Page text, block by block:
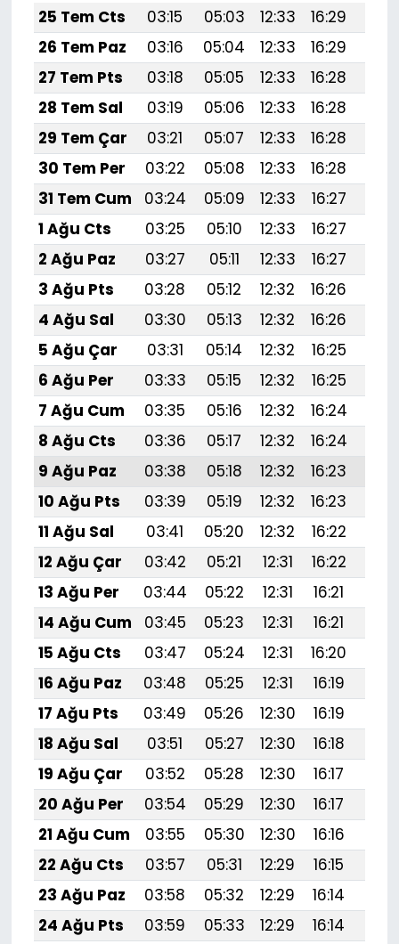
25 Tem Cts
03:15 05:03 12:33 16:29
26 Tem Paz
03:16 05:04 12:33 16:29
27 Tem Pts
03:18 05:05 12:33 16:28
28 Tem Sal
03:19 05:06 12:33 16:28
29 Tem Çar
03:21 05:07 12:33 16:28
30 Tem Per
03:22 05:08 12:33 16:28
31 Tem Cum
03:24 05:09 12:33 16:27
1 Ağu Cts
03:25 05:10 12:33 16:27
2 Ağu Paz
03:27 05:11 12:33 16:27
3 Ağu Pts
03:28 05:12 12:32 16:26
4 Ağu Sal
03:30 05:13 12:32 16:26
5 Ağu Çar
03:31 05:14 12:32 16:25
6 Ağu Per
03:33 05:15 12:32 16:25
7 Ağu Cum
03:35 05:16 12:32 16:24
8 Ağu Cts
03:36 05:17 12:32 16:24
9 Ağu Paz
03:38 05:18 12:32 16:23
10 Ağu Pts
03:39 05:19 12:32 16:23
11 Ağu Sal
03:41 05:20 12:32 16:22
12 Ağu Çar
03:42 05:21 12:31 16:22
13 Ağu Per
03:44 05:22 12:31 16:21
14 Ağu Cum
03:45 05:23 12:31 16:21
15 Ağu Cts
03:47 05:24 12:31 16:20
16 Ağu Paz
03:48 05:25 12:31 16:19
17 Ağu Pts
03:49 05:26 12:30 16:19
18 Ağu Sal
03:51 05:27 12:30 16:18
19 Ağu Çar
03:52 05:28 12:30 16:17
20 Ağu Per
03:54 05:29 12:30 16:17
21 Ağu Cum
03:55 05:30 12:30 16:16
22 Ağu Cts
03:57 05:31 12:29 16:15
23 Ağu Paz
03:58 05:32 12:29 16:14
24 Ağu Pts
03:59 05:33 12:29 16:14